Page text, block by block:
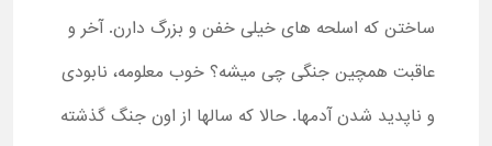
ساختن که اسلحه های خیلی خفن و بزرگ دارن. آخر و
عاقبت همچین جنگی چی میشه؟ خوب معلومه، نابودی
و ناپدید شدن آدمها. حالا که سالها از اون جنگ گذشته